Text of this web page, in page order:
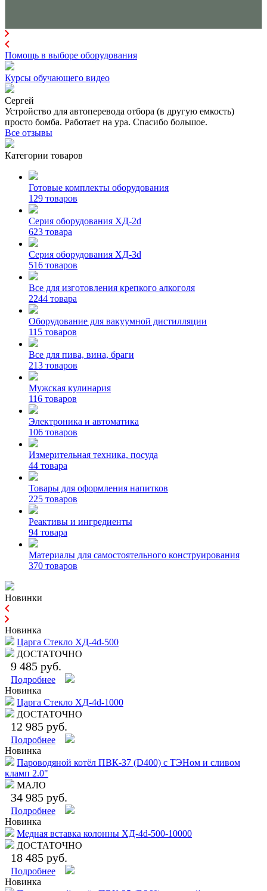
Помощь в выборе оборудования
Курсы обучающего видео
Сергей
Устройство для автоперевода отбора (в другую емкость)
просто бомба. Работает на ура. Спасибо большое.
Все отзывы
Категории товаров
Готовые комплекты оборудования
129 товаров
Серия оборудования ХД-2d
623 товара
Серия оборудования ХД-3d
516 товаров
Все для изготовления крепкого алкоголя
2244 товара
Оборудование для вакуумной дистилляции
115 товаров
Все для пива, вина, браги
213 товаров
Мужская кулинария
116 товаров
Электроника и автоматика
106 товаров
Измерительная техника, посуда
44 товара
Товары для оформления напитков
225 товаров
Реактивы и ингредиенты
94 товара
Материалы для самостоятельного конструирования
370 товаров
Новинки
Новинка
Царга Стекло ХД-4d-500
ДОСТАТОЧНО
9 485 руб.
Подробнее
Новинка
Царга Стекло ХД-4d-1000
ДОСТАТОЧНО
12 985 руб.
Подробнее
Новинка
Пароводяной котёл ПВК-37 (D400) с ТЭНом и сливом
кламп 2.0"
МАЛО
34 985 руб.
Подробнее
Новинка
Медная вставка колонны ХД-4d-500-10000
ДОСТАТОЧНО
18 485 руб.
Подробнее
Новинка